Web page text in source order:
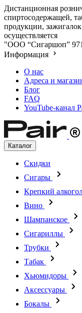
Дистанционная
спиртосодержащей,
продукции,
осуществляется
"ООО “Сигаршоп”
Информация
О нас
Адреса и
Блог
FAQ
YouTube-канал
Каталог
Скидки
Сигары
Крепкий
Вино
Шампанское
Сигариллы
Трубки
Табак
Хьюмидоры
Аксессуары
Бокалы